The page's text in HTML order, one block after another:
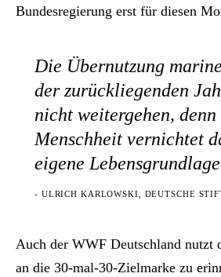
Bundesregierung erst für diesen
Die Übernutzung
der zurückliegenden
nicht weitergehen, denn
Menschheit vernichtet
eigene
- ULRICH KARLOWSKI, DEUTSCHE
Auch der WWF Deutschland nutzt
an die 30-mal-30-Zielmarke zu